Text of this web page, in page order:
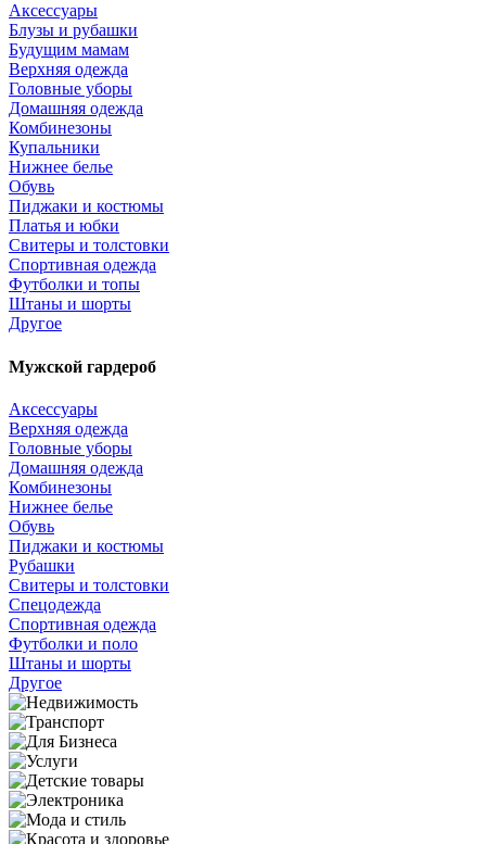
Аксессуары
Блузы и рубашки
Будущим мамам
Верхняя одежда
Головные уборы
Домашняя одежда
Комбинезоны
Купальники
Нижнее белье
Обувь
Пиджаки и костюмы
Платья и юбки
Свитеры и толстовки
Спортивная одежда
Футболки и топы
Штаны и шорты
Другое
Мужской гардероб
Аксессуары
Верхняя одежда
Головные уборы
Домашняя одежда
Комбинезоны
Нижнее белье
Обувь
Пиджаки и костюмы
Рубашки
Свитеры и толстовки
Спецодежда
Спортивная одежда
Футболки и поло
Штаны и шорты
Другое